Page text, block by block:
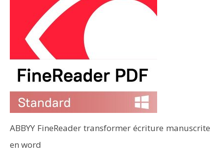
ABBYY FineReader transformer écriture manuscrite
en word